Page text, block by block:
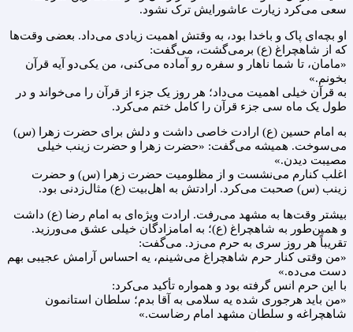
سعی می‌کرد زیارت عاشورایش ترک نشود.
او بچه‌ای پاک و باخدا بود، به وقتش اهمیت زیادی می‌داد. بعضی وقت‌ها
که از شاهچراغ (ع) برمی‌گشت، می‌گفت:
«مامان، تا شما ناهار و سفره رو آماده می‌کنی، من یکی‌دو آیه قرآن
بخونم.»
به قرآن خیلی اهمیت می‌داد؛ هر روز یک جزء از قرآن را می‌خواند و در
طول یک ماه سی جزء قرآن را کامل ختم می‌کرد.
به امام حسین (ع) ارادت خاصی داشت و دلش برای حضرت زهرا (س)
می‌سوخت. همیشه می‌گفت: «حضرت زهرا و حضرت زینب خیلی
مصیبت دیدن.»
اغلب کنارم می‌نشست و از مظلومیت حضرت زهرا (س) و حضرت
زینب (س) صحبت می‌کرد. ارادتش به اهل‌بیت (ع) مثال‌زدنی بود.
بیشتر وقت‌ها به مشهد می‌رفت. ارادت ویژه‌ای به امام رضا (ع) داشت
و همین‌طور به شاهچراغ (ع)؛ به امامزادگان خیلی عشق می‌ورزید.
تقریباً هر روز سری به حرم می‌زد. می‌گفت:
«من وقتی کنار حرم شاهچراغ می‌شینم، یه احساس آرامش عجیبی بهم
دست می‌ده.»
با این حرم انس گرفته بود و همواره تأکید می‌کرد:
«من باید هرجوری شده یه سلامی به آقا بدم؛ سلطان استانمون
شاهچراغه و سلطان مشهد امام رضاست.»